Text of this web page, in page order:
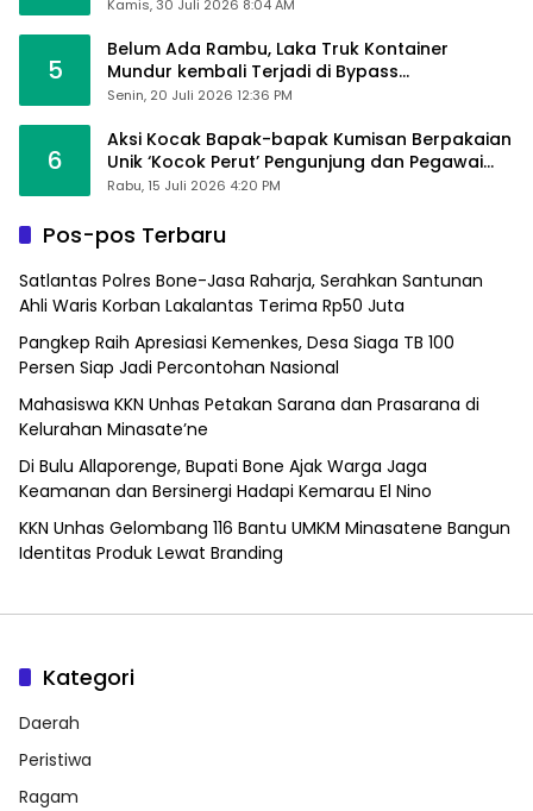
Kamis, 30 Juli 2026 8:04 AM
5
Belum Ada Rambu, Laka Truk Kontainer
Mundur kembali Terjadi di Bypass
Sumpallabbu
Senin, 20 Juli 2026 12:36 PM
6
Aksi Kocak Bapak-bapak Kumisan Berpakaian
Unik ‘Kocok Perut’ Pengunjung dan Pegawai
Alfamart, Ngaku Aktifkan Layar Sentuh Atm
Rabu, 15 Juli 2026 4:20 PM
Pos-pos Terbaru
Satlantas Polres Bone-Jasa Raharja, Serahkan Santunan
Ahli Waris Korban Lakalantas Terima Rp50 Juta
Pangkep Raih Apresiasi Kemenkes, Desa Siaga TB 100
Persen Siap Jadi Percontohan Nasional
Mahasiswa KKN Unhas Petakan Sarana dan Prasarana di
Kelurahan Minasate’ne
Di Bulu Allaporenge, Bupati Bone Ajak Warga Jaga
Keamanan dan Bersinergi Hadapi Kemarau El Nino
KKN Unhas Gelombang 116 Bantu UMKM Minasatene Bangun
Identitas Produk Lewat Branding
Kategori
Daerah
Peristiwa
Ragam